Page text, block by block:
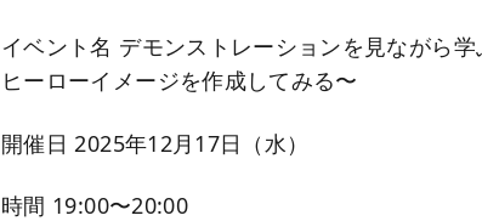
イベント名 デモンストレーションを見ながら
ヒーローイメージを作成してみる〜
開催日 2025年12月17日（水）
時間 19:00〜20:00